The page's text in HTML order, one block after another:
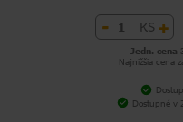
- KS +
Jedn. cena
Najnižšia cena
Dostupné v